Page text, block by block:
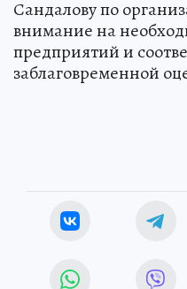
Сандалову по
внимание на
предприятий и
заблаговременной